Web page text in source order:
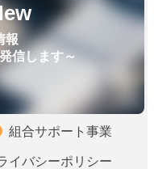
報
信します～
組合サポート事業
イバシーポリシー